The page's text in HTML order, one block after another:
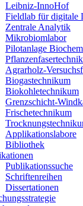
Leibniz-InnoHof
Fieldlab für digitale
Zentrale Analytik
Mikrobiomlabor
Pilotanlage
Agrarholz-
Biogastechnikum
Biokohletechnikum
Grenzschicht-
Frischetechnikum
Applikationslabore
Bibliothek
Publikationssuche
Schriftenreihen
Dissertationen